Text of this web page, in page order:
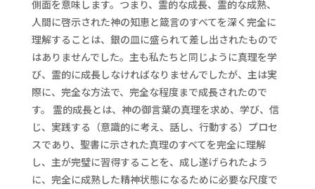
側面を意味します。つまり、霊的な成長、霊的な成熟、
人間に啓示された神の知恵と箴言のすべてを深く完全に
理解することは、銀の皿に盛られて差し出されたもので
はありませんでした。主も私たちと同じように真理を学
び、霊的に成長しなければなりませんでしたが、主は実
際に、完全な方法で、完全な程度まで成長されたので
す。 霊的成長とは、神の御言葉の真理を求め、学び、信
じ、実践する（意識的に考え、話し、行動する）プロセ
スであり、聖書に示された真理のすべてを完全に理解
し、主が完璧に習得することを、成し遂げられたよう
に、完全に成熟した精神状態になるために必要な尺度で